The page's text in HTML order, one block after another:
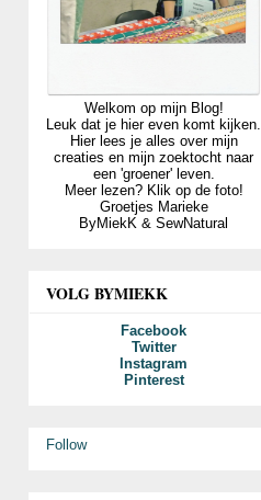
Welkom op mijn Blog!
Leuk dat je hier even komt kijken.
Hier lees je alles over mijn
creaties en mijn zoektocht naar
een 'groener' leven.
Meer lezen? Klik op de foto!
Groetjes Marieke
ByMiekK & SewNatural
VOLG BYMIEKK
Facebook
Twitter
Instagram
Pinterest
Follow